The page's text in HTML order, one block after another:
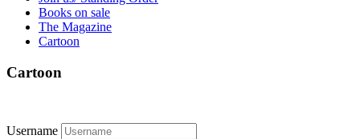
Books on sale
The Magazine
Cartoon
Cartoon
Username